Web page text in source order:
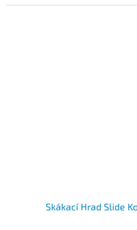
Skákací Hrad Slide